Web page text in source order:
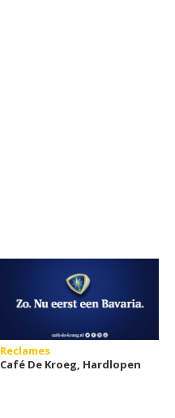
Reclames
Café De Kroeg, Hardlopen